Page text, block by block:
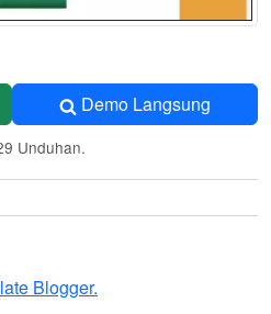
Demo Langsung
Unduhan.
Blogger.